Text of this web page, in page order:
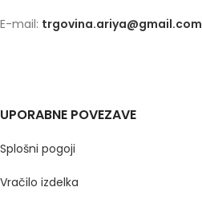
E-mail: trgovina.ariya@gmail.com
UPORABNE POVEZAVE
Splošni pogoji
Vračilo izdelka